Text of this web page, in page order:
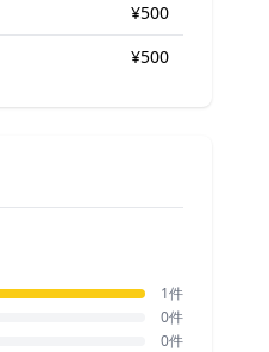
¥500
¥500
1件
0件
0件